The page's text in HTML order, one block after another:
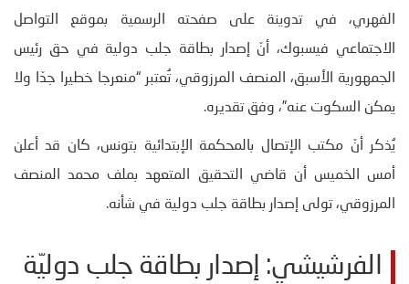
الفهري، في تدوينة على صفحته الرسمية بموقع التواصل
الاجتماعي فيسبوك، أنّ إصدار بطاقة جلب دولية في حق رئيس
الجمهورية الأسبق، المنصف المرزوقي، تُعتبر “منعرجا خطيرا جدّا ولا
يمكن السكوت عنه”، وفق تقديره.
يُذكر أنّ مكتب الإتصال بالمحكمة الإبتدائية بتونس، كان قد أعلن
أمس الخميس أن قاضي التحقيق المتعهد بملف محمد المنصف
المرزوقي، تولى إصدار بطاقة جلب دولية في شأنه.
الفرشيشي: إصدار بطاقة جلب دوليّة